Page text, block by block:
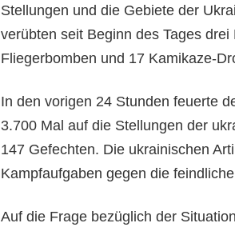
Stellungen und die Gebiete der
verübten seit Beginn des Tages
Fliegerbomben und 17 Kamikaze-
In den vorigen 24 Stunden feuerte
3.700 Mal auf die Stellungen der
147 Gefechten. Die ukrainischen
Kampfaufgaben gegen die
Auf die Frage bezüglich der